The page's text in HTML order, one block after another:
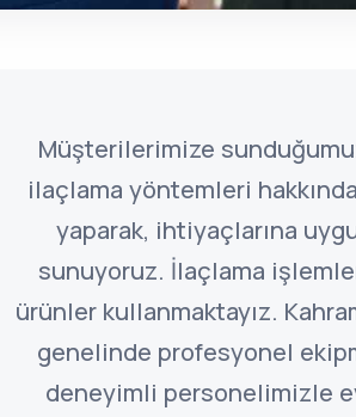
Müşterilerimize
ilaçlama yöntemleri
yaparak, ihtiyaçlarına
sunuyoruz. İlaçlama
ürünler kullanmaktayız.
genelinde profesyonel
deneyimli personelimizle